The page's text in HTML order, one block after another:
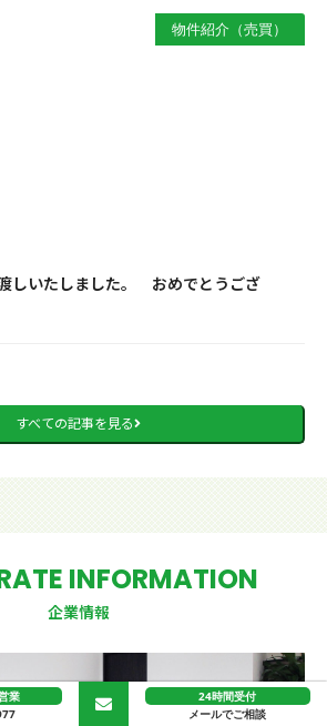
物件紹介（売買）
しいたしました。 おめでとうござ
すべての記事を見る
INFORMATION
企業情報
業
24時間受付
メールでご相談